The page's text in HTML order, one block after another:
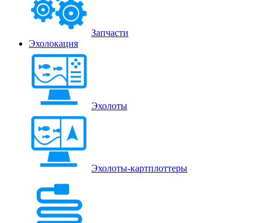
Запчасти
Эхолокация
Эхолоты
Эхолоты-картплоттеры